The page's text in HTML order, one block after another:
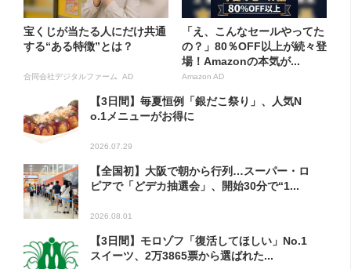
宝くじが当たる人にだけ共通
する“ある特徴”とは？
合同会社デジタルファーム AD
「え、こんなセールやってた
の？」80％OFF以上が続々登
場！Amazonの本気が...
Amazon AD
【3日間】毎夏恒例「銀だこ祭り」、人気N
o.1メニューがお得に
2026.07.29
【全国初】大阪で朝から行列…スーパー・ロ
ピアで「どデカ抽選会」、開始30分で“1...
2026.08.01
【3日間】モロゾフ「復活してほしい」No.1
スイーツ、2万3865票から選ばれた...